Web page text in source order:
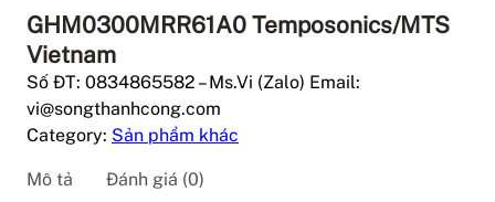
GHM0300MRR61A0 Temposonics/MTS
Vietnam
Số ĐT: 0834865582 – Ms.Vi (Zalo) Email:
vi@songthanhcong.com
Category: Sản phẩm khác
Mô tả Đánh giá (0)